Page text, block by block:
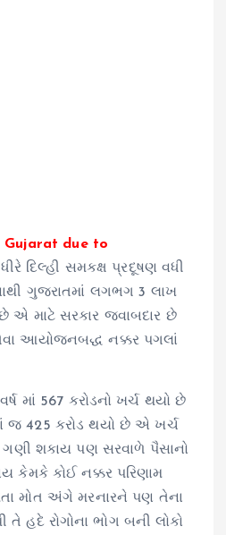
Gujarat due to
દિલ્હી સમકક્ષ પ્રદૂષણ વધી
ગુજરાતમાં લગભગ 3 લાખ
એ માટે સરકાર જવાબદાર છે
આયોજનબદ્ધ નક્કર પગલાં
માં 567 કરોડનો ખર્ચ થયો છે
જ 425 કરોડ થયો છે એ ખર્ચ
ગણી શકાય પણ સરવાળે પૈસાનો
કેમકે કોઈ નક્કર પરિણામ
મોત અંગે મરનારને પણ તેના
તે હદે રોગોના ભોગ બની લોકો